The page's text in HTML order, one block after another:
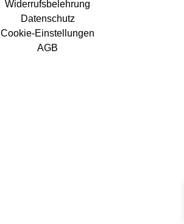
Widerrufsbelehrung
Datenschutz
Cookie-Einstellungen
AGB